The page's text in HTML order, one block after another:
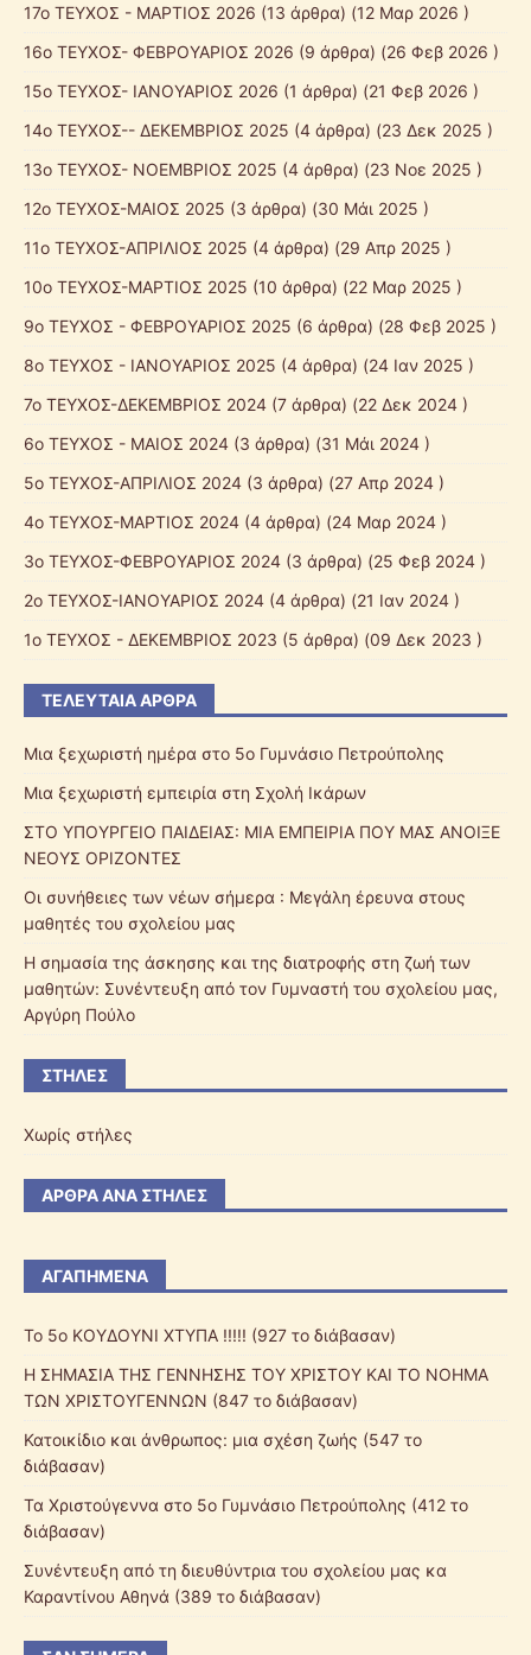
17ο ΤΕΥΧΟΣ - ΜΑΡΤΙΟΣ 2026 (13 άρθρα) (12 Μαρ 2026 )
16o ΤΕΥΧΟΣ- ΦΕΒΡΟΥΑΡΙΟΣ 2026 (9 άρθρα) (26 Φεβ 2026 )
15ο ΤΕΥΧΟΣ- ΙΑΝΟΥΑΡΙΟΣ 2026 (1 άρθρα) (21 Φεβ 2026 )
14ο ΤΕΥΧΟΣ-- ΔΕΚΕΜΒΡΙΟΣ 2025 (4 άρθρα) (23 Δεκ 2025 )
13ο ΤΕΥΧΟΣ- ΝΟΕΜΒΡΙΟΣ 2025 (4 άρθρα) (23 Νοε 2025 )
12o ΤΕΥΧΟΣ-ΜΑΙΟΣ 2025 (3 άρθρα) (30 Μάι 2025 )
11ο ΤΕΥΧΟΣ-ΑΠΡΙΛΙΟΣ 2025 (4 άρθρα) (29 Απρ 2025 )
10o ΤΕΥΧΟΣ-ΜΑΡΤΙΟΣ 2025 (10 άρθρα) (22 Μαρ 2025 )
9o ΤΕΥΧΟΣ - ΦΕΒΡΟΥΑΡΙΟΣ 2025 (6 άρθρα) (28 Φεβ 2025 )
8o ΤΕΥΧΟΣ - ΙΑΝΟΥΑΡΙΟΣ 2025 (4 άρθρα) (24 Ιαν 2025 )
7ο ΤΕΥΧΟΣ-ΔΕΚΕΜΒΡΙΟΣ 2024 (7 άρθρα) (22 Δεκ 2024 )
6o ΤΕΥΧΟΣ - ΜΑΙΟΣ 2024 (3 άρθρα) (31 Μάι 2024 )
5ο ΤΕΥΧΟΣ-ΑΠΡΙΛΙΟΣ 2024 (3 άρθρα) (27 Απρ 2024 )
4ο ΤΕΥΧΟΣ-ΜΑΡΤΙΟΣ 2024 (4 άρθρα) (24 Μαρ 2024 )
3ο ΤΕΥΧΟΣ-ΦΕΒΡΟΥΑΡΙΟΣ 2024 (3 άρθρα) (25 Φεβ 2024 )
2o ΤΕΥΧΟΣ-ΙΑΝΟΥΑΡΙΟΣ 2024 (4 άρθρα) (21 Ιαν 2024 )
1o ΤΕΥΧΟΣ - ΔΕΚΕΜΒΡΙΟΣ 2023 (5 άρθρα) (09 Δεκ 2023 )
ΤΕΛΕΥΤΑΊΑ ΆΡΘΡΑ
Μια ξεχωριστή ημέρα στο 5ο Γυμνάσιο Πετρούπολης
Μια ξεχωριστή εμπειρία στη Σχολή Ικάρων
ΣΤΟ ΥΠΟΥΡΓΕΙΟ ΠΑΙΔΕΙΑΣ: ΜΙΑ ΕΜΠΕΙΡΙΑ ΠΟΥ ΜΑΣ ΑΝΟΙΞΕ
ΝΕΟΥΣ ΟΡΙΖΟΝΤΕΣ
Οι συνήθειες των νέων σήμερα : Μεγάλη έρευνα στους
μαθητές του σχολείου μας
Η σημασία της άσκησης και της διατροφής στη ζωή των
μαθητών: Συνέντευξη από τον Γυμναστή του σχολείου μας,
Αργύρη Πούλο
ΣΤΉΛΕΣ
Χωρίς στήλες
ΆΡΘΡΑ ΑΝΆ ΣΤΉΛΕΣ
ΑΓΑΠΗΜΕΝΑ
Το 5ο ΚΟΥΔΟΥΝΙ ΧΤΥΠΑ !!!!! (927 το διάβασαν)
Η ΣΗΜΑΣΙΑ ΤΗΣ ΓΕΝΝΗΣΗΣ ΤΟΥ ΧΡΙΣΤΟΥ ΚΑΙ ΤΟ ΝΟΗΜΑ
ΤΩΝ ΧΡΙΣΤΟΥΓΕΝΝΩΝ (847 το διάβασαν)
Κατοικίδιο και άνθρωπος: μια σχέση ζωής (547 το
διάβασαν)
Τα Χριστούγεννα στο 5ο Γυμνάσιο Πετρούπολης (412 το
διάβασαν)
Συνέντευξη από τη διευθύντρια του σχολείου μας κα
Καραντίνου Αθηνά (389 το διάβασαν)